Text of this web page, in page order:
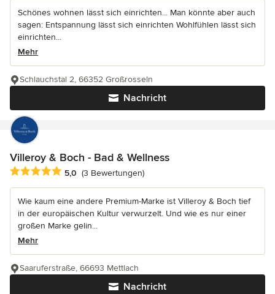
Schönes wohnen lässt sich einrichten... Man könnte aber auch
sagen: Entspannung lässt sich einrichten Wohlfühlen lässt sich
einrichten...
Mehr
Nachricht
Schlauchstal 2, 66352 Großrosseln
Villeroy & Boch - Bad & Wellness
Durchschnittliche Bewertung: 5 von 5 Sternen
5,0 (3 Bewertungen)
Wie kaum eine andere Premium-Marke ist Villeroy & Boch tief
in der europäischen Kultur verwurzelt. Und wie es nur einer
großen Marke gelin...
Mehr
Nachricht
Saaruferstraße, 66693 Mettlach